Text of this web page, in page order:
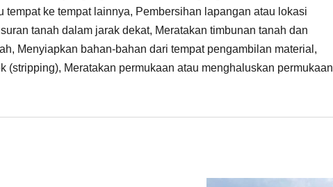
tempat ke tempat lainnya, Pembersihan lapangan atau lokasi
tanah dalam jarak dekat, Meratakan timbunan tanah dan
Menyiapkan bahan-bahan dari tempat pengambilan material,
(stripping), Meratakan permukaan atau menghaluskan permukaan